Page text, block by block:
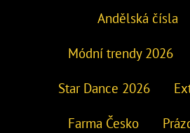
Andělská čísla
Módní trendy 2026
Star Dance 2026
Farma Česko